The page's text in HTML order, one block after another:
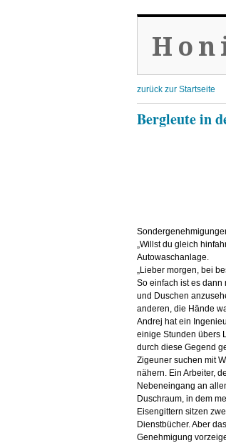
zurück zur Startseite
Bergleute in
„Willst du gleich
Autowaschanlage.
„Lieber morgen, bei
So einfach ist es dann
und Duschen
anderen, die Hände
Andrej hat ein
einige Stunden übers
durch diese Gegend
Zigeuner suchen mit
nähern. Ein Arbeiter,
Nebeneingang an
Duschraum, in dem
Eisengittern sitzen
Dienstbücher. Aber
Genehmigung